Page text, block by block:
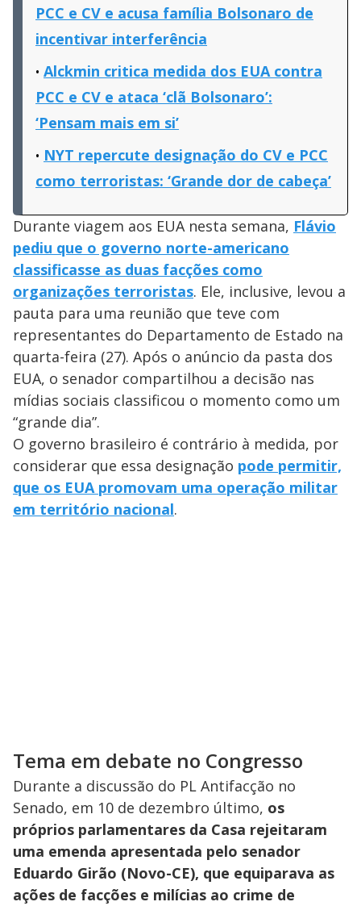
PCC e CV e acusa família Bolsonaro de
incentivar interferência
Alckmin critica medida dos EUA contra
PCC e CV e ataca ‘clã Bolsonaro’:
‘Pensam mais em si’
NYT repercute designação do CV e PCC
como terroristas: ‘Grande dor de cabeça’
Durante viagem aos EUA nesta semana, Flávio
pediu que o governo norte-americano
classificasse as duas facções como
organizações terroristas. Ele, inclusive, levou a
pauta para uma reunião que teve com
representantes do Departamento de Estado na
quarta-feira (27). Após o anúncio da pasta dos
EUA, o senador compartilhou a decisão nas
mídias sociais classificou o momento como um
“grande dia”.
O governo brasileiro é contrário à medida, por
considerar que essa designação pode permitir,
que os EUA promovam uma operação militar
em território nacional.
Tema em debate no Congresso
Durante a discussão do PL Antifacção no
Senado, em 10 de dezembro último, os
próprios parlamentares da Casa rejeitaram
uma emenda apresentada pelo senador
Eduardo Girão (Novo-CE), que equiparava as
ações de facções e milícias ao crime de